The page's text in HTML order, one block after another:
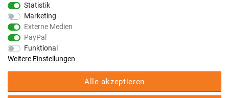
Gölz Motorgeräte Nord GmbH & Co. KG
Melatengürtel 23
50933 Köln
Shop Hotline Mo-Fr 9:00-17:00 Uhr Tel. 0221-9543096
Fax 0221-541358
Unsere STORE Anschriften und Öffnungszeiten:
Statistik
Marketing
Externe Medien
PayPal
Funktional
Weitere Einstellungen
Alle akzeptieren